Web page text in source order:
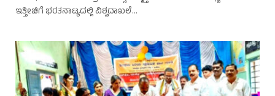
ಇತ್ತೀಚಿಗೆ ಭರತನಾಟ್ಯದಲ್ಲಿ ವಿಶ್ವದಾಖಲೆ…